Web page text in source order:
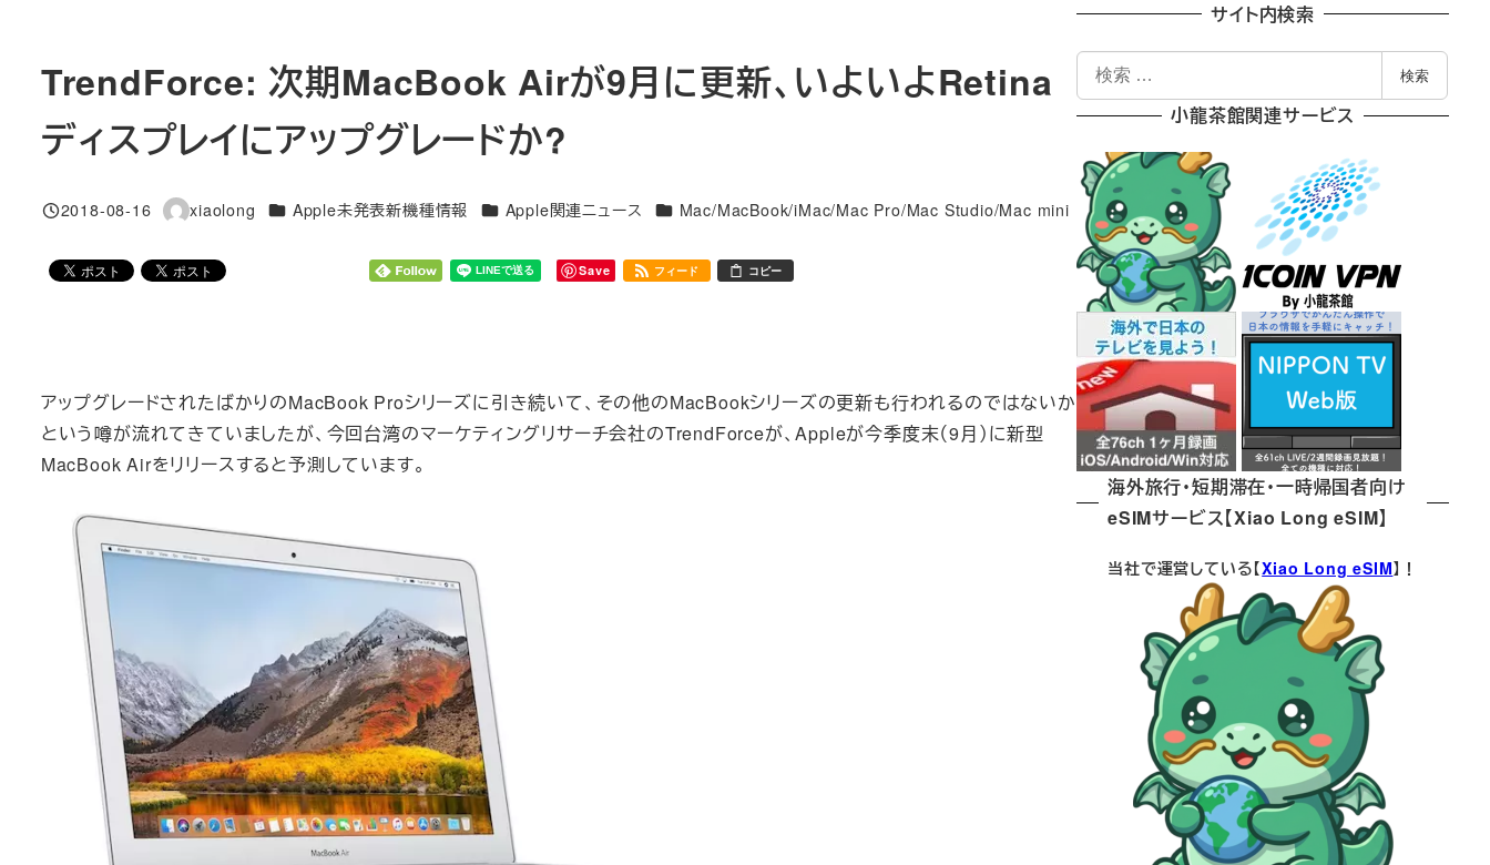
TrendForce: 次期MacBook Airが9月に更新、いよいよRetina
ディスプレイにアップグレードか?
投稿日
2018-08-16
著
xiaolong カテゴリー
Apple未発表新機種情報 カテゴリー
Apple関連ニュース カテゴリー
Mac/MacBook/iMac/Mac Pro/Mac Studio/Mac mini
Save フィード コピー
アップグレードされたばかりのMacBook Proシリーズに引き続いて、その他のMacBookシリーズの更新も行われるのではないか
という噂が流れてきていましたが、今回台湾のマーケティングリサーチ会社のTrendForceが、Appleが今季度末（9月）に新型
MacBook Airをリリースすると予測しています。
サイト内検索
索
検索
小龍茶館関連サービス
海外旅行・短期滞在・一時帰国者向け
eSIMサービス【Xiao Long eSIM】
当社で運営している【Xiao Long eSIM】！